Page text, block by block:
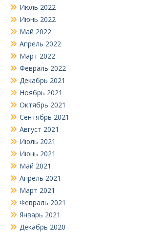
Июль 2022
Июнь 2022
Май 2022
Апрель 2022
Март 2022
Февраль 2022
Декабрь 2021
Ноябрь 2021
Октябрь 2021
Сентябрь 2021
Август 2021
Июль 2021
Июнь 2021
Май 2021
Апрель 2021
Март 2021
Февраль 2021
Январь 2021
Декабрь 2020